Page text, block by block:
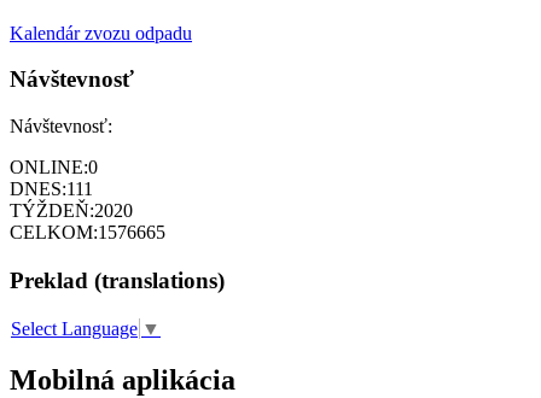
Kalendár zvozu odpadu
Návštevnosť
Návštevnosť:
ONLINE:0
DNES:111
TÝŽDEŇ:2020
CELKOM:1576665
Preklad (translations)
Select Language ▼
Mobilná aplikácia